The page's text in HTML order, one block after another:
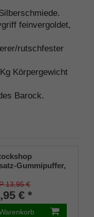
feinvergoldet,
rutschfester
Körpergewicht
Barock.
Gummipuffer,
(VE 2
13,95 €
€ *